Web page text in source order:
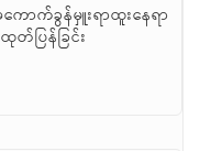
ာက်ခွန်မှူးရာထူးနေရာ
တ်ပြန်ခြင်း